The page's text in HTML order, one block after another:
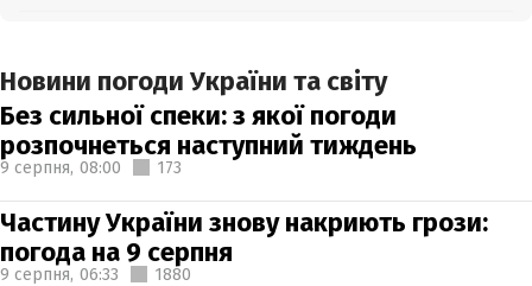
Новини погоди України та світу
Без сильної спеки: з якої погоди
розпочнеться наступний тиждень
9 серпня, 08:00 173
Частину України знову накриють грози:
погода на 9 серпня
9 серпня, 06:33 1880